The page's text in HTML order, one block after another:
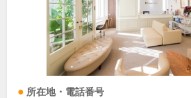
所在地・電話番号